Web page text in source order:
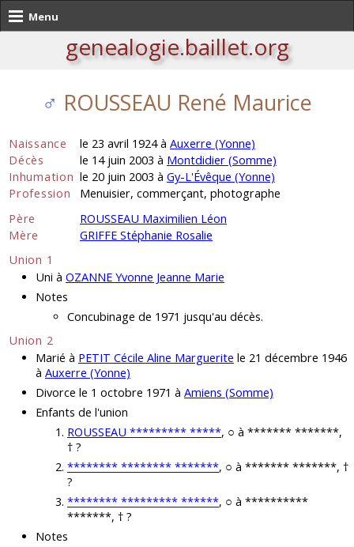
Menu
genealogie.baillet.org
♂ ROUSSEAU René Maurice
Naissance le 23 avril 1924 à Auxerre (Yonne)
Décès
le 14 juin 2003 à Montdidier (Somme)
Inhumation le 20 juin 2003 à Gy-L'Évêque (Yonne)
Profession
Menuisier, commerçant, photographe
Père
ROUSSEAU Maximilien Léon
Mère
GRIFFE Stéphanie Rosalie
Union 1
Uni à OZANNE Yvonne Jeanne Marie
Notes
Concubinage de 1971 jusqu'au décès.
Union 2
Marié à PETIT Cécile Aline Marguerite le 21 décembre 1946
à Auxerre (Yonne)
Divorce le 1 octobre 1971 à Amiens (Somme)
Enfants de l'union
ROUSSEAU ********* *****, ○ à ******* *******,
† ?
******** ******** *******, ○ à ******* *******, †
?
******** ********* ******, ○ à **********
*******, † ?
Notes